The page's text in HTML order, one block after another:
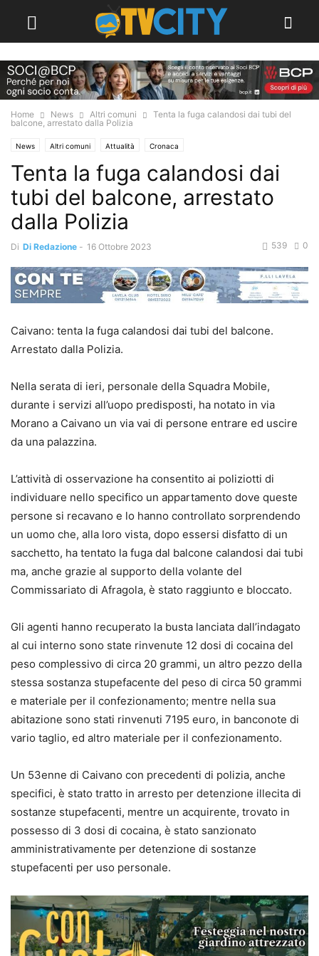
Home News Altri comuni
Tenta la fuga calandosi dai tubi del
balcone, arrestato dalla Polizia
News Altri comuni Attualità Cronaca
Tenta la fuga calandosi dai
tubi del balcone, arrestato
dalla Polizia
Di Di Redazione - 16 Ottobre 2023 0
539
Caivano: tenta la fuga calandosi dai tubi del balcone.
Arrestato dalla Polizia.
Nella serata di ieri, personale della Squadra Mobile,
durante i servizi all’uopo predisposti, ha notato in via
Morano a Caivano un via vai di persone entrare ed uscire
da una palazzina.
L’attività di osservazione ha consentito ai poliziotti di
individuare nello specifico un appartamento dove queste
persone si recavano e lo hanno controllato sorprendendo
un uomo che, alla loro vista, dopo essersi disfatto di un
sacchetto, ha tentato la fuga dal balcone calandosi dai tubi
ma, anche grazie al supporto della volante del
Commissariato di Afragola, è stato raggiunto e bloccato.
Gli agenti hanno recuperato la busta lanciata dall’indagato
al cui interno sono state rinvenute 12 dosi di cocaina del
peso complessivo di circa 20 grammi, un altro pezzo della
stessa sostanza stupefacente del peso di circa 50 grammi
e materiale per il confezionamento; mentre nella sua
abitazione sono stati rinvenuti 7195 euro, in banconote di
vario taglio, ed altro materiale per il confezionamento.
Un 53enne di Caivano con precedenti di polizia, anche
specifici, è stato tratto in arresto per detenzione illecita di
sostanze stupefacenti, mentre un acquirente, trovato in
possesso di 3 dosi di cocaina, è stato sanzionato
amministrativamente per detenzione di sostanze
stupefacenti per uso personale.